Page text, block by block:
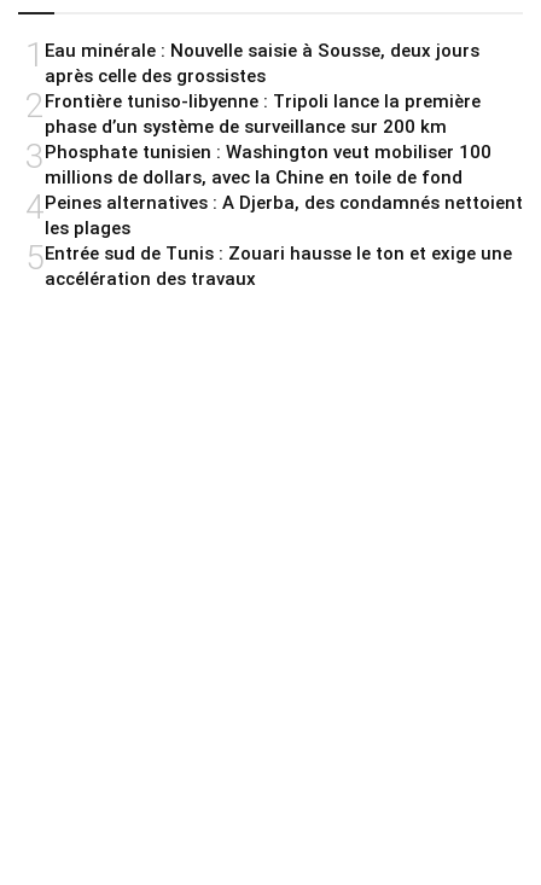
1 Eau minérale : Nouvelle saisie à Sousse, deux jours
après celle des grossistes
2 Frontière tuniso-libyenne : Tripoli lance la première
phase d’un système de surveillance sur 200 km
3Phosphate tunisien : Washington veut mobiliser 100
millions de dollars, avec la Chine en toile de fond
4Peines alternatives : A Djerba, des condamnés nettoient
les plages
5Entrée sud de Tunis : Zouari hausse le ton et exige une
accélération des travaux